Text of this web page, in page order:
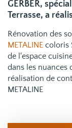
GERBER,
Terrasse, a
Rénovation des
METALINE coloris
de l'espace
dans les nuances
réalisation de
METALINE